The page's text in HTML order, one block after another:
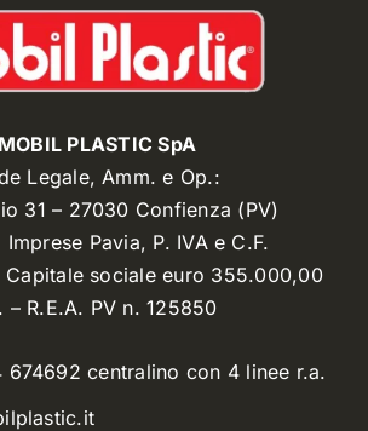
MOBIL PLASTIC SpA
Legale, Amm. e Op.:
31 – 27030 Confienza (PV)
Imprese Pavia, P. IVA e C.F.
Capitale sociale euro 355.000,00
– R.E.A. PV n. 125850
centralino con 4 linee r.a.